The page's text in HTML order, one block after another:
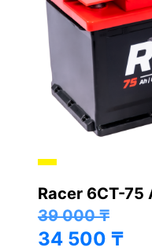
Racer 6СТ-
39 000₸
34 500 ₸